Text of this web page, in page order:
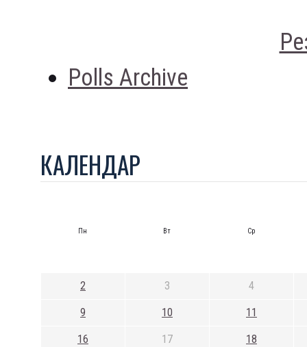
Polls Archive
КАЛЕНДАР
Пн Вт Ср
2 3 4
9 10 11
16 17 18